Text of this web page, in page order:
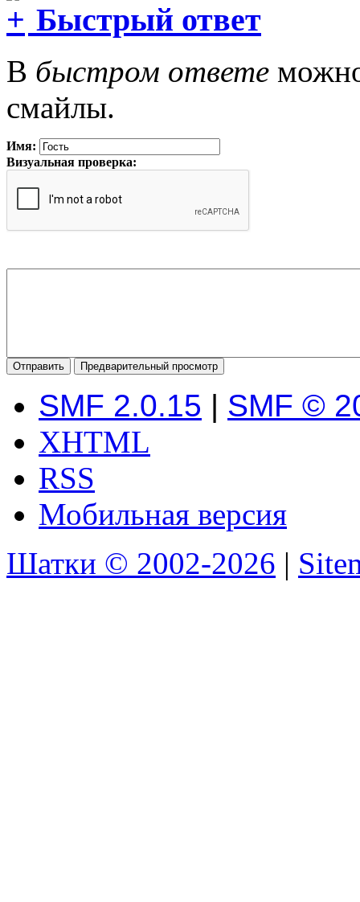
Быстрый ответ
В быстром ответе
смайлы.
Имя:
Визуальная проверка:
SMF 2.0.15 | SMF ©
XHTML
RSS
Мобильная версия
Шатки © 2002-2026 |